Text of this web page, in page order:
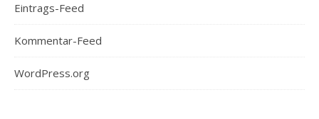
Eintrags-Feed
Kommentar-Feed
WordPress.org